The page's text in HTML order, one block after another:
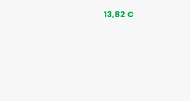
13,82 €